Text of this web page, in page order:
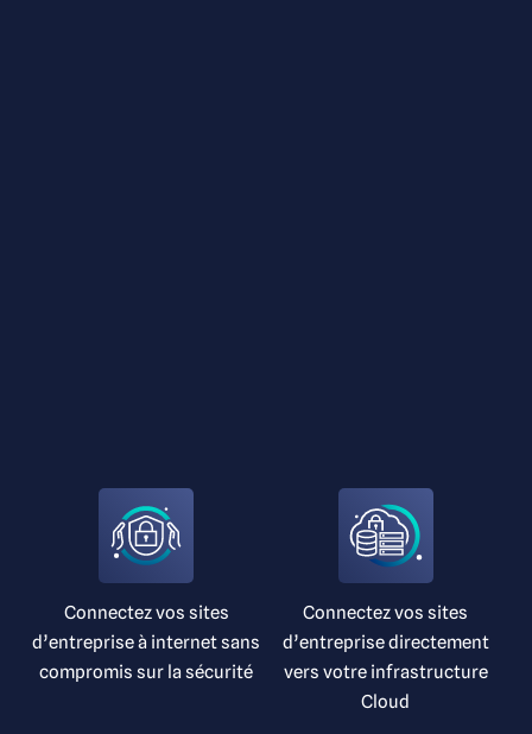
Connectez vos sites
d’entreprise à internet sans
compromis sur la sécurité
Connectez vos sites
d’entreprise directement
vers votre infrastructure
Cloud